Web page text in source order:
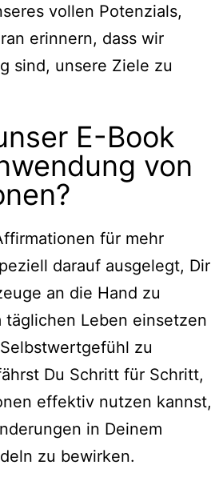
vollen Potenzials,
erinnern, dass wir
sind, unsere Ziele zu
E-Book
von
für mehr
darauf ausgelegt, Dir
an die Hand zu
täglichen Leben einsetzen
zu
Du Schritt für Schritt,
effektiv nutzen kannst,
in Deinem
zu bewirken.